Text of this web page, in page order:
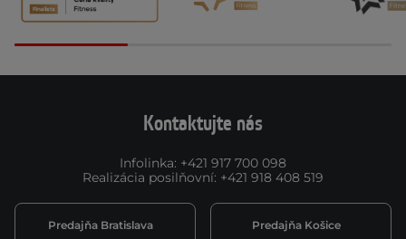
Kontaktujte nás
Infolinka: +421 917 700 098
Realizácia posilňovní: +421 918 408 519
Predajňa Bratislava Predajňa Košice